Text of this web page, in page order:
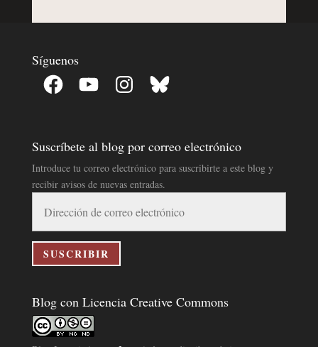
Síguenos
Facebook YouTube InstagramBluesky
Suscríbete al blog por correo electrónico
Introduce tu correo electrónico para suscribirte a este blog y
recibir avisos de nuevas entradas.
correo
electrónico
SUSCRIBIR
Blog con Licencia Creative Commons